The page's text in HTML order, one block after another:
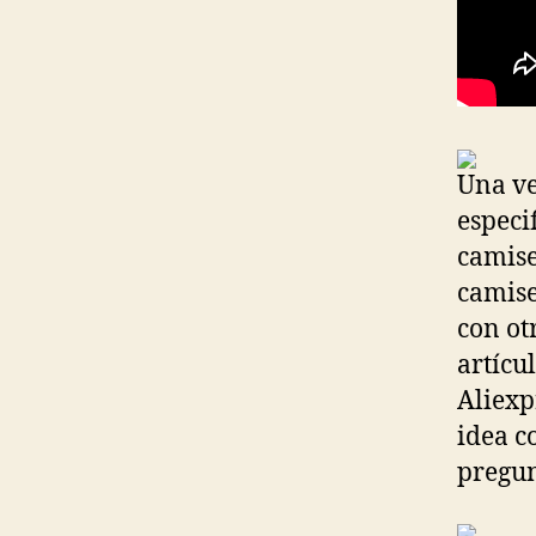
Una
con
idea